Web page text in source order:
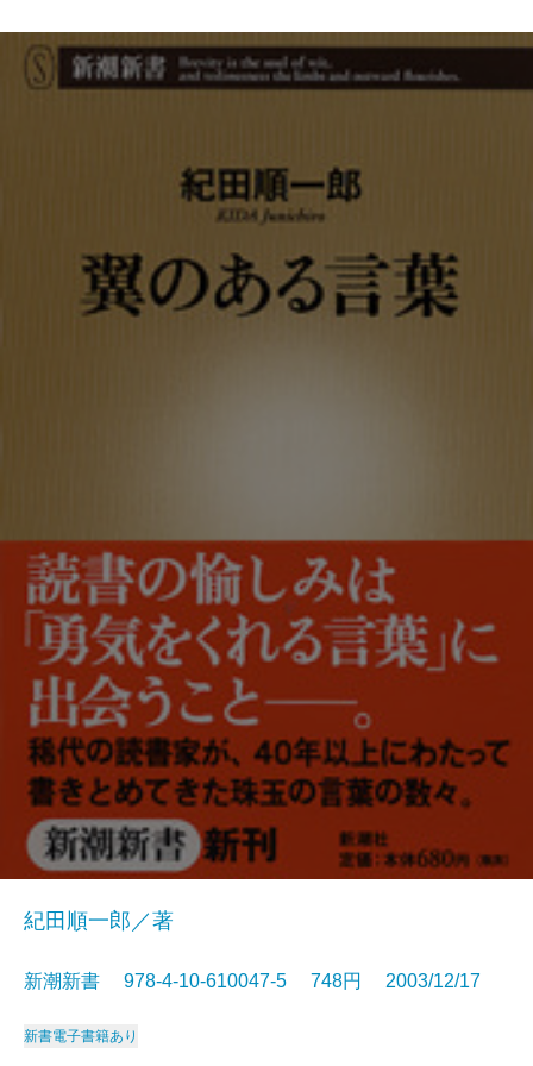
紀田順一郎／著
新潮新書 978-4-10-610047-5 748円 2003/12/17
新書電子書籍あり